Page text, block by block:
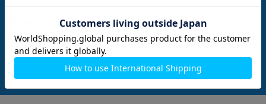
商品について
各項目のチェックボックスは「or検索」となります。
ただし機能別のみ「and検索」となります。